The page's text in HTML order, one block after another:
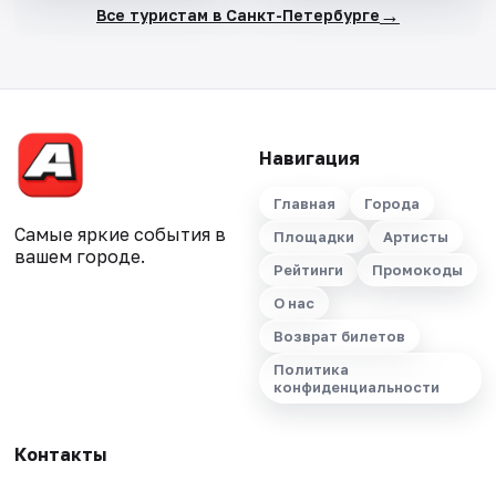
Все туристам в Санкт-Петербурге →
Самые яркие события в
вашем городе.
Навигация
Главная
Города
Площадки
Артисты
Рейтинги
Промокоды
О нас
Возврат билетов
Политика
конфиденциальности
Контакты